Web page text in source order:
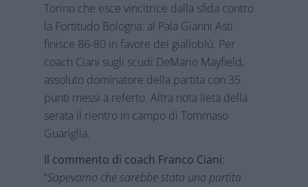
Torino che esce vincitrice dalla sfida contro
la Fortitudo Bologna: al Pala Gianni Asti
finisce 86-80 in favore dei gialloblù. Per
coach Ciani sugli scudi DeMario Mayfield,
assoluto dominatore della partita con 35
punti messi a referto. Altra nota lieta della
serata il rientro in campo di Tommaso
Guariglia.
Il commento di coach Franco Ciani:
“Sapevamo che sarebbe stata una partita